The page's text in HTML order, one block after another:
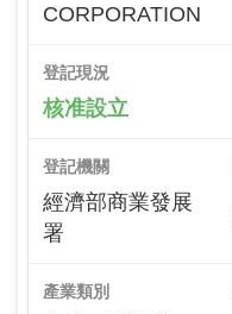
CORPORATION
登記現況
核准設立
登記機關
經濟部商業發展
署
產業類別